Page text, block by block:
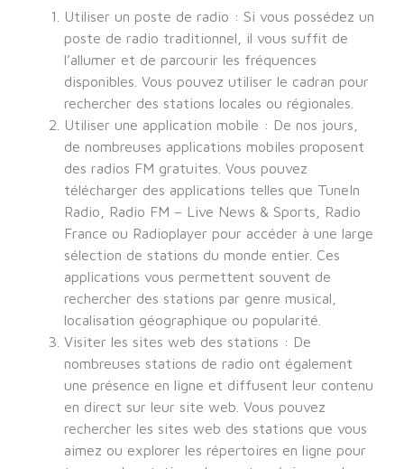
Utiliser un poste de radio : Si vous possédez un
poste de radio traditionnel, il vous suffit de
l’allumer et de parcourir les fréquences
disponibles. Vous pouvez utiliser le cadran pour
rechercher des stations locales ou régionales.
Utiliser une application mobile : De nos jours,
de nombreuses applications mobiles proposent
des radios FM gratuites. Vous pouvez
télécharger des applications telles que TuneIn
Radio, Radio FM – Live News & Sports, Radio
France ou Radioplayer pour accéder à une large
sélection de stations du monde entier. Ces
applications vous permettent souvent de
rechercher des stations par genre musical,
localisation géographique ou popularité.
Visiter les sites web des stations : De
nombreuses stations de radio ont également
une présence en ligne et diffusent leur contenu
en direct sur leur site web. Vous pouvez
rechercher les sites web des stations que vous
aimez ou explorer les répertoires en ligne pour